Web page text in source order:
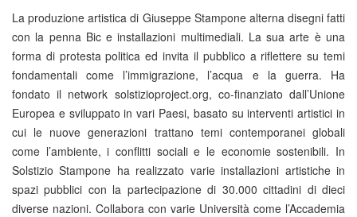
La produzione artistica di Giuseppe Stampone alterna disegni fatti
con la penna Bic e installazioni multimediali. La sua arte è una
forma di protesta politica ed invita il pubblico a riflettere su temi
fondamentali come l’immigrazione, l’acqua e la guerra. Ha
fondato il network solstizioproject.org, co-finanziato dall’Unione
Europea e sviluppato in vari Paesi, basato su interventi artistici in
cui le nuove generazioni trattano temi contemporanei globali
come l’ambiente, i conflitti sociali e le economie sostenibili. In
Solstizio Stampone ha realizzato varie installazioni artistiche in
spazi pubblici con la partecipazione di 30.000 cittadini di dieci
diverse nazioni. Collabora con varie Università come l’Accademia